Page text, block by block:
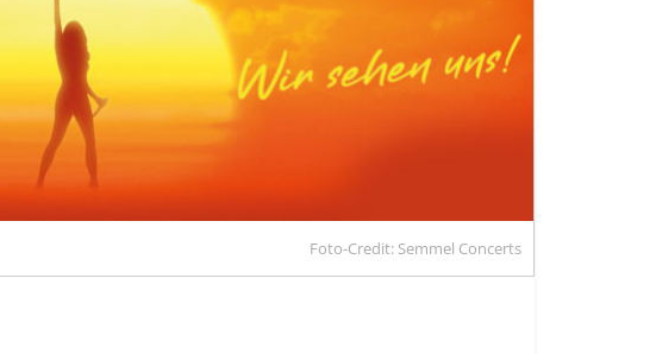
Foto-Credit: Semmel Concerts